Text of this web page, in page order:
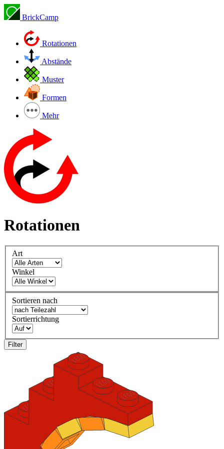
BrickCamp
Rotationen
Abstände
Muster
Formen
Mehr
Rotationen
Art
Winkel
Sortieren nach
Sortierrichtung
Filter